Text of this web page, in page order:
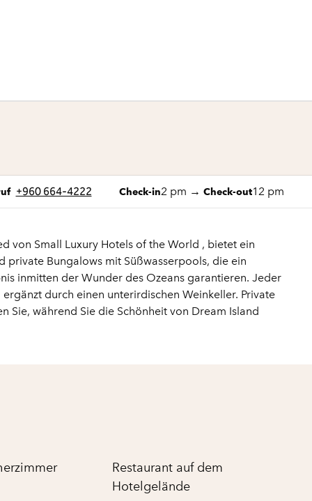
+960 664-4222 Check-in2 pm → Check-out12 pm
von Small Luxury Hotels of the World , bietet ein
private Bungalows mit Süßwasserpools, die ein
inmitten der Wunder des Ozeans garantieren. Jeder
durch einen unterirdischen Weinkeller. Private
Sie, während Sie die Schönheit von Dream Island
Restaurant auf dem
Hotelgelände